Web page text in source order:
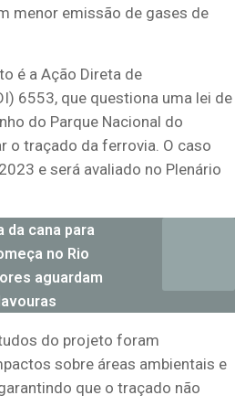
menor emissão de gases de
é a Ação Direta de
6553, que questiona uma lei de
do Parque Nacional do
o traçado da ferrovia. O caso
e será avaliado no Plenário
da cana para
no Rio
aguardam
do projeto foram
sobre áreas ambientais e
que o traçado não